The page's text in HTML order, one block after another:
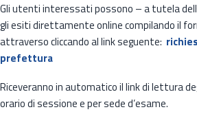
Gli utenti interessati possono – a tutela
gli esiti direttamente online compilando il
attraverso cliccando al link seguente:
prefettura
Riceveranno in automatico il link di lettura
orario di sessione e per sede d’esame.